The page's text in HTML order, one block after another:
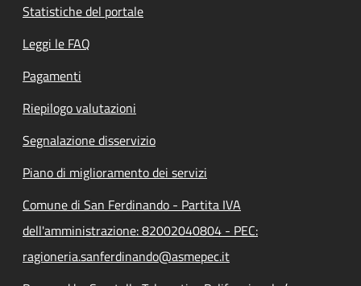
Statistiche del portale
Leggi le FAQ
Pagamenti
Riepilogo valutazioni
Segnalazione disservizio
Piano di miglioramento dei servizi
Comune di San Ferdinando - Partita IVA
dell'amministrazione: 82002040804 - PEC:
ragioneria.sanferdinando@asmepec.it